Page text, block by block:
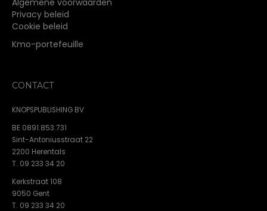
Privacy beleid
Cookie beleid
Kmo-portefeuille
CONTACT
KNOPSPUBLISHING BV
BE 0891.853.731
Sint-Antoniusstraat 22
2200 Herentals
T. 09 233 34 20
Kerkstraat 108
9050 Gent
T. 09 233 34 20